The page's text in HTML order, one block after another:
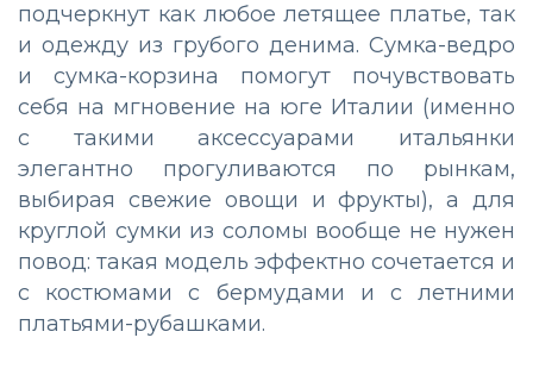
подчеркнут как любое летящее платье, так
и одежду из грубого денима. Сумка-ведро
и сумка-корзина помогут почувствовать
себя на мгновение на юге Италии (именно
с такими аксессуарами итальянки
элегантно прогуливаются по рынкам,
выбирая свежие овощи и фрукты), а для
круглой сумки из соломы вообще не нужен
повод: такая модель эффектно сочетается и
с костюмами с бермудами и с летними
платьями-рубашками.